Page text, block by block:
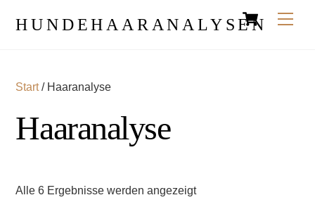
Cart
HUNDEHAARANALYSEN
Start/ Haaranalyse
Haaranalyse
Alle 6 Ergebnisse werden angezeigt